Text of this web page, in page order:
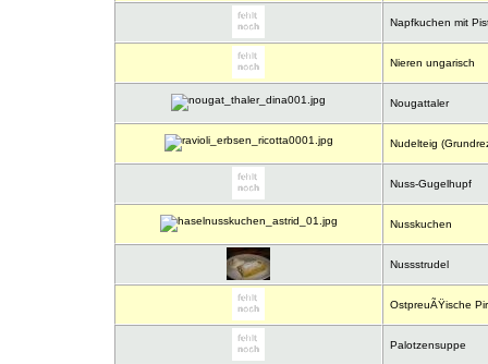
Napfkuchen mit
Nieren ungarisch
Nougattaler
Nudelteig
Nuss-Gugelhupf
Nusskuchen
Nussstrudel
OstpreuÃŸische
Palotzensuppe